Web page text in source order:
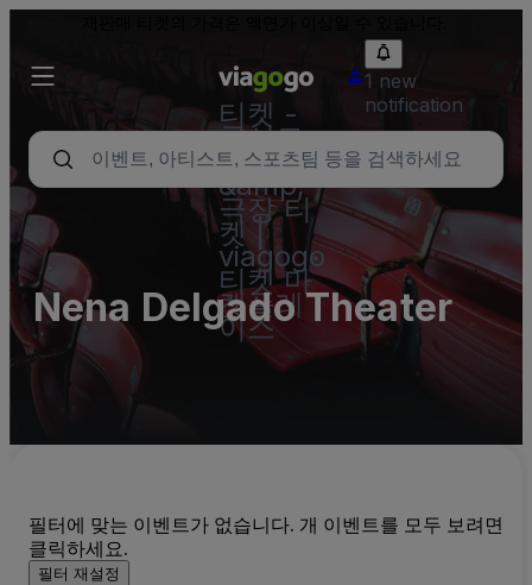
티켓 -
콘서트,
스포츠
&amp;
극장 티
켓 |
viagogo
티켓 마
켓플레
이스
1 new
notification
Nena Delgado Theater
필터에 맞는 이벤트가 없습니다. 개 이벤트를 모두 보려면
클릭하세요.
필터 재설정